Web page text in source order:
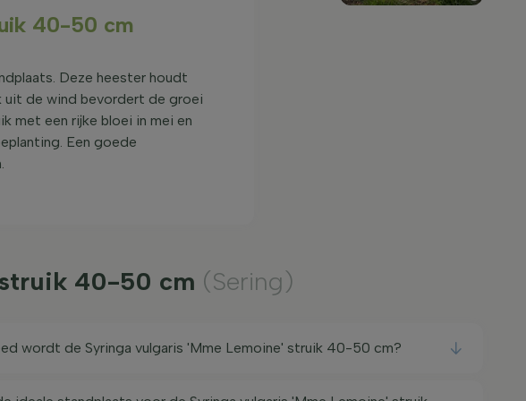
40-50 cm
Deze heester houdt
uit de wind bevordert de groei
met een rijke bloei in mei en
Een goede
40-50 cm (Sering)
wordt de Syringa vulgaris 'Mme Lemoine' struik 40-50 cm?